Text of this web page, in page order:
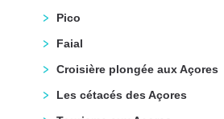
Pico
Faial
Croisière plongée aux Açores
Les cétacés des Açores